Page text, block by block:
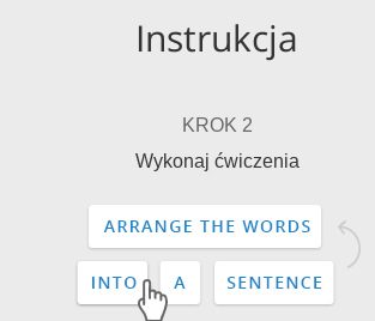
Instrukcja
KROK 2
Wykonaj ćwiczenia